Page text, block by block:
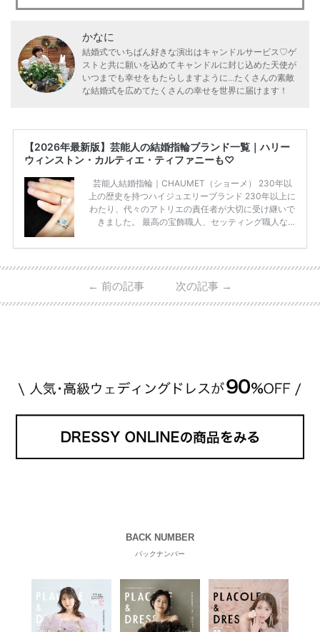
かなに
結婚式でいちばん好きな演出はキャンドルサービス♡ゲ
ストと共に願いを込めてキャンドルに封じ込めた天使が
いつまでも幸せをもたらしますように...たくさんの素敵
な結婚式を広めてたくさんの幸せを世界に届けます！
【2026年最新版】芸能人の結婚指輪ブランド一覧｜ハリー
ウィンストン・カルティエ・ティファニーも♡
芸能人結婚指輪｜CHAUMET（ショーメ） 230年以
上の歴史を持つハイジュエリーブランド 230年以上に
わたり、代々のアトリエの責任者が大切に受け継いで
きました。 最高の宝飾職人、セッティング職人な
高品質の宝石を扱っています。 至高のデザインと品
ん・魔裟斗さんの婚約指輪 魔裟斗さんが矢沢さんに
贈られた指輪は1カラットのものです。 ショーメの価
← 前の記事 次の記事 →
BACK NUMBER
バックナンバー